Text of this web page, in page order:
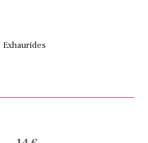
Exhaurides